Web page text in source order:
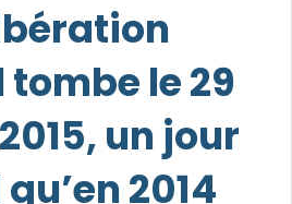
le 29
un jour
2014